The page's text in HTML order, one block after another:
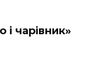
і чарівник»